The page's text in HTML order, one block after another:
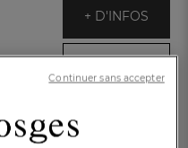
+ D'INFOS
Continuer sans accepter